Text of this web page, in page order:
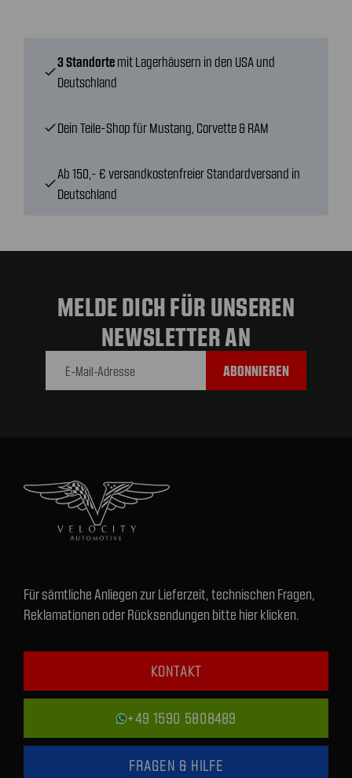
check
3 Standorte mit Lagerhäusern in den USA und
Deutschland
checkDein Teile-Shop für Mustang, Corvette & RAM
check
Ab 150,- € versandkostenfreier Standardversand in
Deutschland
MELDE DICH FÜR UNSEREN
NEWSLETTER AN
Für sämtliche Anliegen zur Lieferzeit, technischen Fragen,
Reklamationen oder Rücksendungen bitte hier klicken.
KONTAKT
+49 1590 5808489
FRAGEN & HILFE